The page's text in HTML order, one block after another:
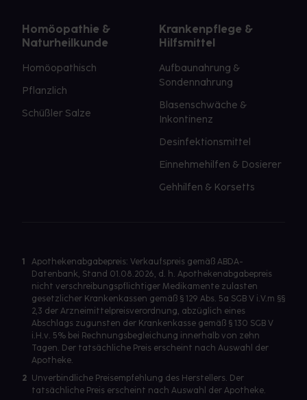
Homöopathie &
Naturheilkunde
Homöopathisch
Pflanzlich
Schüßler Salze
Krankenpflege &
Hilfsmittel
Aufbaunahrung &
Sondennahrung
Blasenschwäche &
Inkontinenz
Desinfektionsmittel
Einnehmehilfen & Dosierer
Gehhilfen & Korsetts
1
Apothekenabgabepreis: Verkaufspreis gemäß ABDA-
Datenbank, Stand 01.08.2026, d. h. Apothekenabgabepreis
nicht verschreibungspflichtiger Medikamente zulasten
gesetzlicher Krankenkassen gemäß § 129 Abs. 5a SGB V i.V.m §§
2,3 der Arzneimittelpreisverordnung, abzüglich eines
Abschlags zugunsten der Krankenkasse gemäß § 130 SGB V
i.H.v. 5% bei Rechnungsbegleichung innerhalb von zehn
Tagen. Der tatsächliche Preis erscheint nach Auswahl der
Apotheke.
2 Unverbindliche Preisempfehlung des Herstellers. Der
tatsächliche Preis erscheint nach Auswahl der Apotheke.